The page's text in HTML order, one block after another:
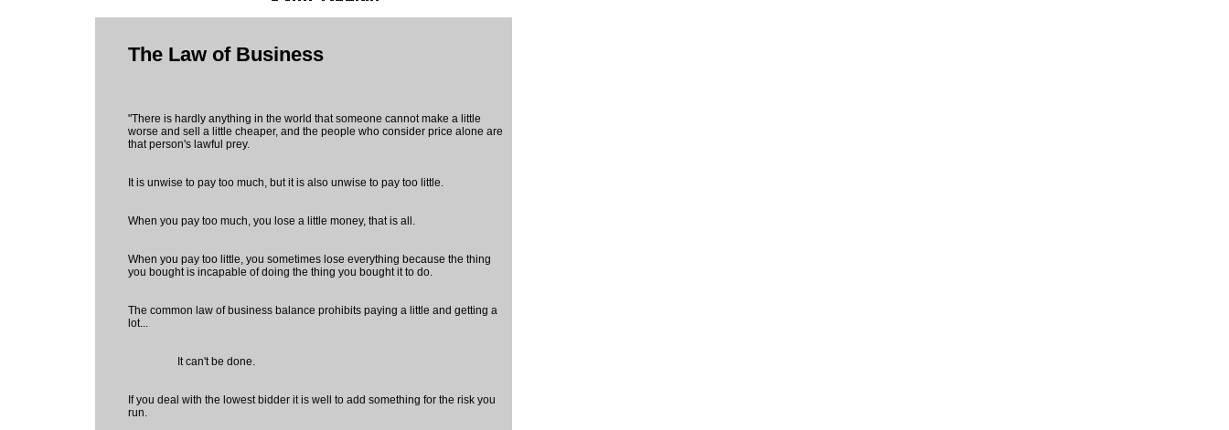
The Law of Business
"There is hardly anything in the world that someone cannot make a little
worse and sell a little cheaper, and the people who consider price alone are
that person's lawful prey.
It is unwise to pay too much, but it is also unwise to pay too little.
When you pay too much, you lose a little money, that is all.
When you pay too little, you sometimes lose everything because the thing
you bought is incapable of doing the thing you bought it to do.
The common law of business balance prohibits paying a little and getting a
lot...
It can't be done.
If you deal with the lowest bidder it is well to add something for the risk you
run.